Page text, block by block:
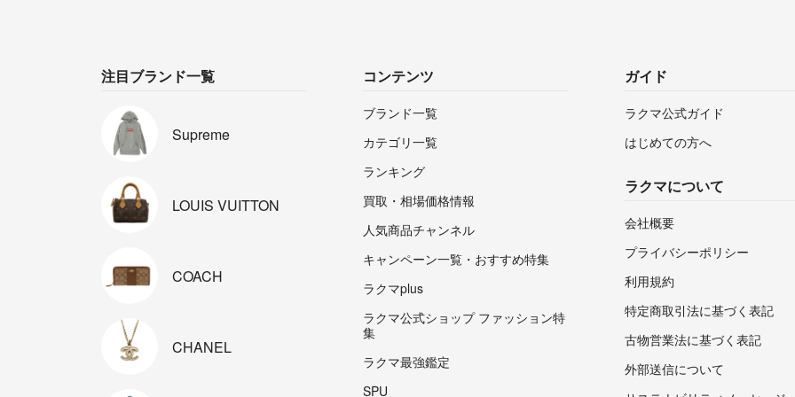
注目ブランド一覧
Supreme
LOUIS VUITTON
COACH
CHANEL
コンテンツ
ブランド一覧
カテゴリ一覧
ランキング
買取・相場価格情報
人気商品チャンネル
キャンペーン一覧・おすすめ特集
ラクマplus
ラクマ公式ショップ ファッション特
集
ラクマ最強鑑定
SPU
ガイド
ラクマ公式ガイド
はじめての方へ
ラクマについて
会社概要
プライバシーポリシー
利用規約
特定商取引法に基づく表記
古物営業法に基づく表記
外部送信について